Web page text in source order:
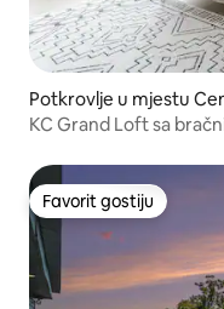
Potkrovlje u mjestu
KC Grand Loft sa
Favorit gostiju
Favorit gostiju